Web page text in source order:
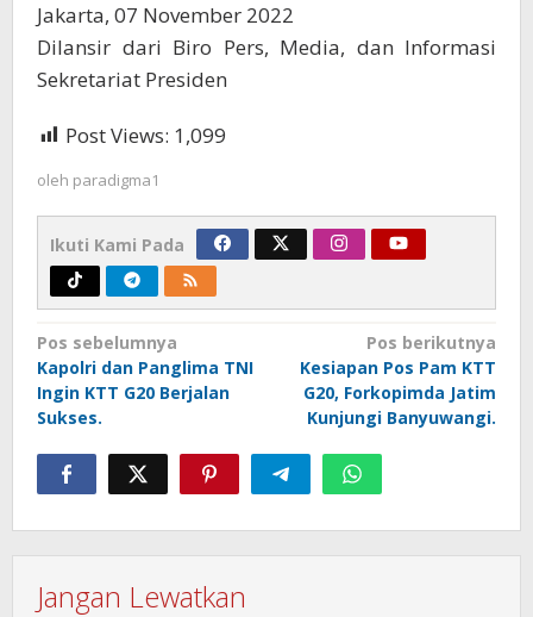
Jakarta, 07 November 2022
Dilansir dari Biro Pers, Media, dan Informasi
Sekretariat Presiden
Post Views: 1,099
oleh paradigma1
Ikuti Kami Pada
Navigasi
pos
Pos sebelumnya
Kapolri dan Panglima TNI
Ingin KTT G20 Berjalan
Sukses.
Pos berikutnya
Kesiapan Pos Pam KTT
G20, Forkopimda Jatim
Kunjungi Banyuwangi.
Jangan Lewatkan